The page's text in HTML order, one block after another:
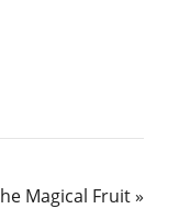
Magical Fruit